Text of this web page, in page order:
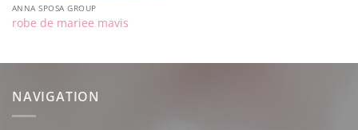
ANNA SPOSA GROUP
robe de mariee mavis
NAVIGATION